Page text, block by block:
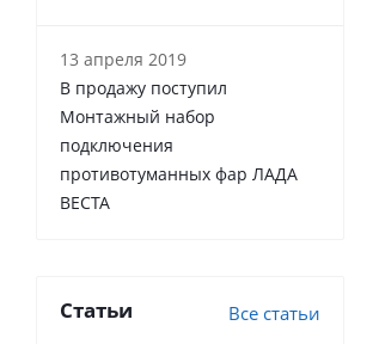
13 апреля 2019
В продажу поступил
Монтажный набор
подключения
противотуманных фар ЛАДА
ВЕСТА
Статьи Все статьи